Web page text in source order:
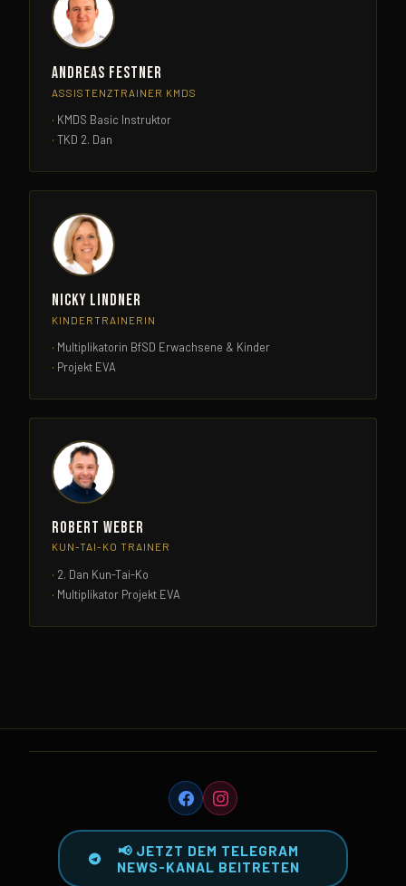
Andreas Festner
ASSISTENZTRAINER KMDS
KMDS Basic Instruktor
TKD 2. Dan
Nicky Lindner
KINDERTRAINERIN
Multiplikatorin BfSD Erwachsene & Kinder
Projekt EVA
Robert Weber
KUN-TAI-KO TRAINER
2. Dan Kun-Tai-Ko
Multiplikator Projekt EVA
📢 JETZT DEM TELEGRAM
NEWS-KANAL BEITRETEN